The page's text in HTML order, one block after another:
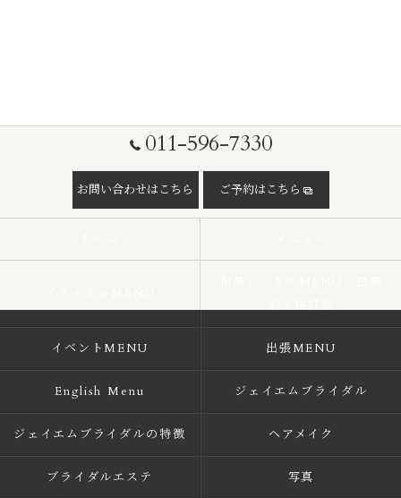
011-596-7330
お問い合わせはこちら ご予約はこちら
イベントMENU 出張MENU
English Menu ジェイエムブライダル
ジェイエムブライダルの特徴 ヘアメイク
ブライダルエステ 写真